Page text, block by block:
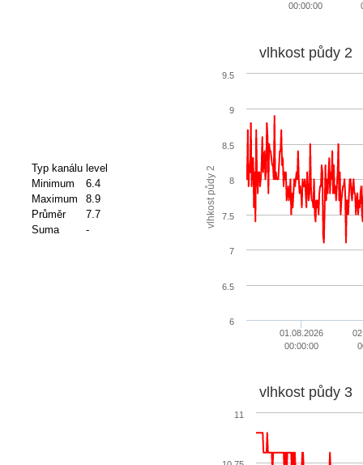
00:00:00
Typ kanálu level
Minimum
6.4
Maximum
8.9
Průměr
7.7
Suma
-
vlhkost půdy 2
vlhkost půdy 2
01.08.2026
00:00:00
6
6.5
7
7.5
8
8.5
9
9.5
vlhkost půdy 3
11